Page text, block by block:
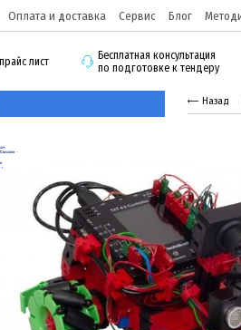
Оплата и доставка Сервис Блог
лист
Бесплатная консультация
по подготовке к тендеру
Назад